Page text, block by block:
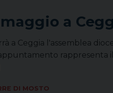
a
a Ceggia l'assemblea
DI MOSTO